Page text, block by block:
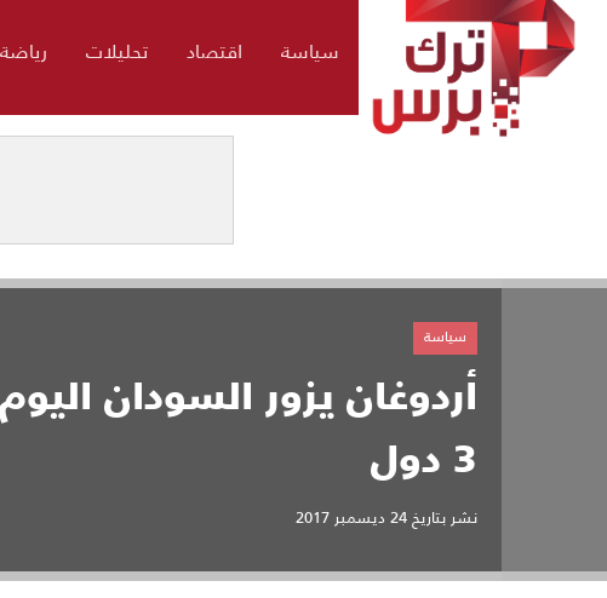
سياسة اقتصاد تحليلات رياضة
أردوغان يزور السودان
3 دول
نشر بتاريخ24 ديسمبر 2017
سياسة